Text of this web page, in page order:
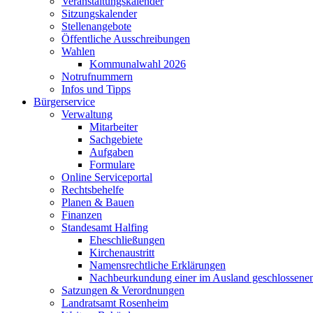
Sitzungskalender
Stellenangebote
Öffentliche Ausschreibungen
Wahlen
Kommunalwahl 2026
Notrufnummern
Infos und Tipps
Bürgerservice
Verwaltung
Mitarbeiter
Sachgebiete
Aufgaben
Formulare
Online Serviceportal
Rechtsbehelfe
Planen & Bauen
Finanzen
Standesamt Halfing
Eheschließungen
Kirchenaustritt
Namensrechtliche Erklärungen
Nachbeurkundung einer im Ausland
Satzungen & Verordnungen
Landratsamt Rosenheim